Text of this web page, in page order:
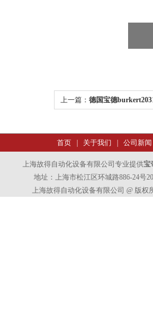
上一篇： 德国宝德
首页| 关于我们 公司新闻
上海故得自动化设备有限公司专业提供宝
地址：上海市松江区环城路886-24号
上海故得自动化设备有限公司 @ 版权